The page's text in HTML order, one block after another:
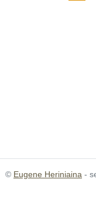
© Eugene Heriniaina -